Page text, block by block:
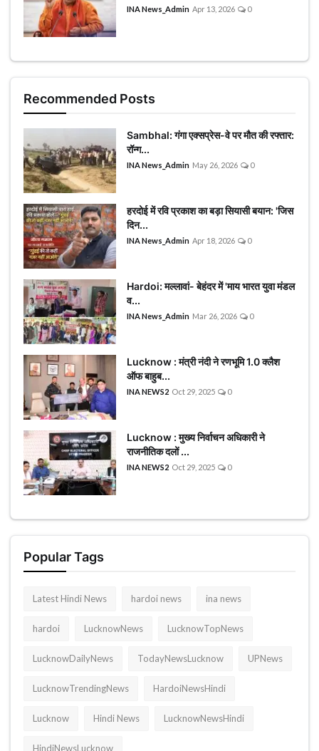
INA News_Admin Apr 13, 2026 0
Recommended Posts
Sambhal: गंगा एक्सप्रेस-वे पर मौत की रफ्तार:
रॉन्ग...
INA News_Admin May 26, 2026 0
हरदोई में रवि प्रकाश का बड़ा सियासी बयान: 'जिस
दिन...
INA News_Admin Apr 18, 2026 0
Hardoi: मल्लावां- बेहंदर में 'माय भारत युवा मंडल
व...
INA News_Admin Mar 26, 2026 0
Lucknow : मंत्री नंदी ने रणभूमि 1.0 क्लैश
ऑफ बाहुब...
INA NEWS2 Oct 29, 2025 0
Lucknow : मुख्य निर्वाचन अधिकारी ने
राजनीतिक दलों ...
INA NEWS2 Oct 29, 2025 0
Popular Tags
Latest Hindi News hardoi news ina news
hardoi LucknowNews LucknowTopNews
LucknowDailyNews TodayNewsLucknow UPNews
LucknowTrendingNews HardoiNewsHindi
Lucknow Hindi News LucknowNewsHindi
HindiNewsLucknow